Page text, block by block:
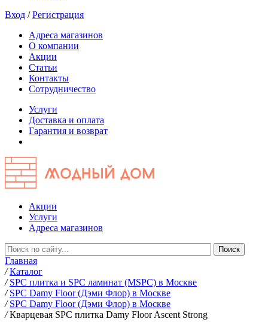
Вход /Регистрация
Адреса магазинов
О компании
Акции
Статьи
Контакты
Сотрудничество
Услуги
Доставка и оплата
Гарантия и возврат
Акции
Услуги
Адреса магазинов
Главная
/ Каталог
/ SPC плитка и SPC ламинат (MSPC) в Москве
/ SPC Damy Floor (Дэми Флор) в Москве
/ SPC Damy Floor (Дэми Флор) в Москве
/ Кварцевая SPC плитка Damy Floor Ascent Strong